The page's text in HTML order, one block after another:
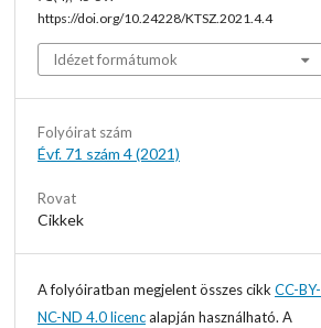
https://doi.org/10.24228/KTSZ.2021.4.4
Idézet formátumok
Folyóirat szám
Évf. 71 szám 4 (2021)
Rovat
Cikkek
A folyóiratban megjelent összes cikkCC-BY-
NC-ND 4.0 licencalapján használható. A